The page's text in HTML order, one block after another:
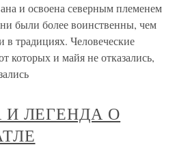
и освоена северным племенем
были более воинственны, чем
в традициях. Человеческие
которых и майя не отказались,
ЛЕГЕНДА О